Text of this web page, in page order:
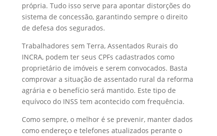
própria. Tudo isso serve para apontar distorções do
sistema de concessão, garantindo sempre o direito
de defesa dos segurados.
Trabalhadores sem Terra, Assentados Rurais do
INCRA, podem ter seus CPFs cadastrados como
proprietário de imóveis e serem convocados. Basta
comprovar a situação de assentado rural da reforma
agrária e o benefício será mantido. Este tipo de
equívoco do INSS tem acontecido com frequência.
Como sempre, o melhor é se prevenir, manter dados
como endereço e telefones atualizados perante o